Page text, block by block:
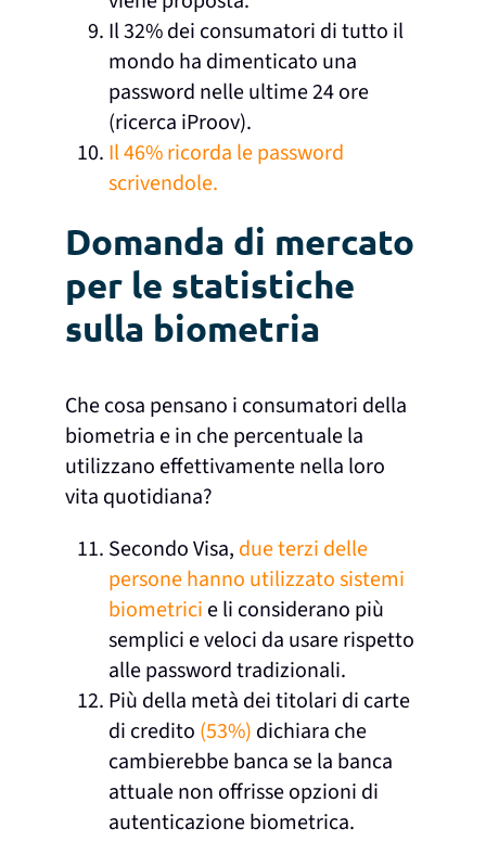
Il 32% dei consumatori di tutto il
mondo ha dimenticato una
password nelle ultime 24 ore
(ricerca iProov).
Il 46% ricorda le password
scrivendole.
Domanda di mercato
per le statistiche
sulla biometria
Che cosa pensano i consumatori della
biometria e in che percentuale la
utilizzano effettivamente nella loro
vita quotidiana?
Secondo Visa, due terzi delle
persone hanno utilizzato sistemi
biometrici e li considerano più
semplici e veloci da usare rispetto
alle password tradizionali.
Più della metà dei titolari di carte
di credito (53%) dichiara che
cambierebbe banca se la banca
attuale non offrisse opzioni di
autenticazione biometrica.